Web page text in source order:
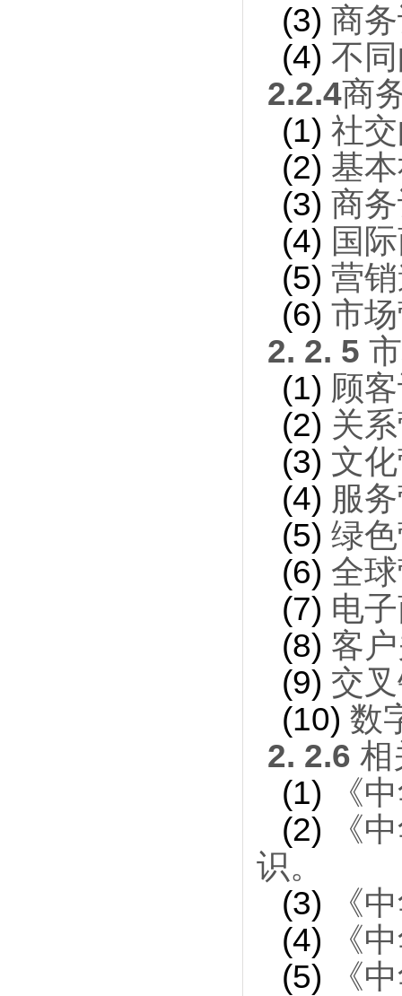
(3) 商
(4) 不
2.2.4商
(1) 社
(2) 基
(3) 商
(4) 国
(5) 营
(6) 市
2. 2. 5
(1) 顾
(2) 关
(3) 文
(4) 服
(5) 绿
(6) 全
(7) 电
(8) 客
(9) 交
(10) 数
2. 2.6 相
(1)
《
(2)
《
识。
(3)
《
(4)
《
(5)
《